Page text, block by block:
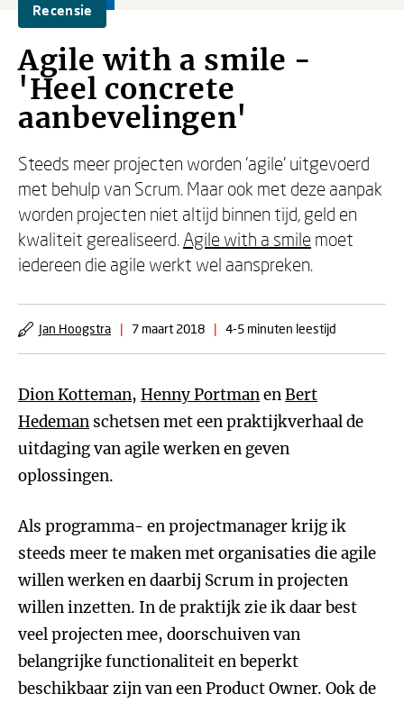
Recensie
Agile with a smile -
'Heel concrete
aanbevelingen'
Steeds meer projecten worden ‘agile’ uitgevoerd
met behulp van Scrum. Maar ook met deze aanpak
worden projecten niet altijd binnen tijd, geld en
kwaliteit gerealiseerd. Agile with a smile moet
iedereen die agile werkt wel aanspreken.
Jan Hoogstra | 7 maart 2018 | 4-5 minuten leestijd
Dion Kotteman, Henny PortmanenBert
Hedeman schetsen met een praktijkverhaal de
uitdaging van agile werken en geven
oplossingen.
Als programma- en projectmanager krijg ik
steeds meer te maken met organisaties die agile
willen werken en daarbij Scrum in projecten
willen inzetten. In de praktijk zie ik daar best
veel projecten mee, doorschuiven van
belangrijke functionaliteit en beperkt
beschikbaar zijn van een Product Owner. Ook de